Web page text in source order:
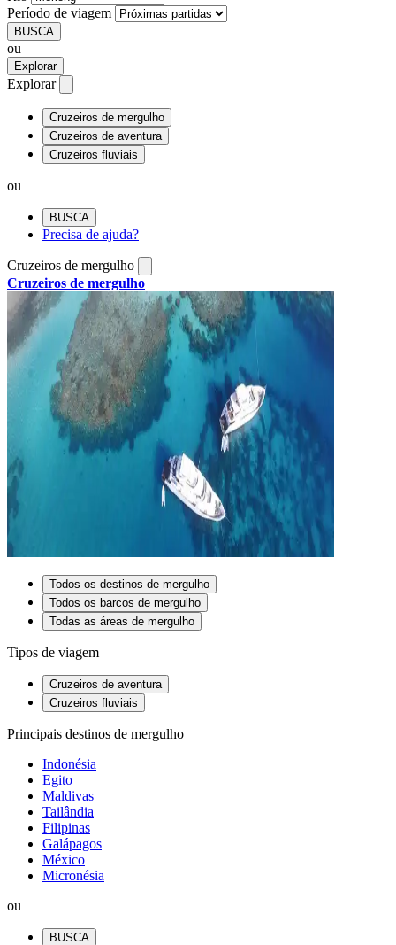
Período de viagem
BUSCA
ou
Explorar
Explorar
Cruzeiros de mergulho
Cruzeiros de aventura
Cruzeiros fluviais
ou
BUSCA
Precisa de ajuda?
Cruzeiros de mergulho
Cruzeiros de mergulho
Todos os destinos de mergulho
Todos os barcos de mergulho
Todas as áreas de mergulho
Tipos de viagem
Cruzeiros de aventura
Cruzeiros fluviais
Principais destinos de mergulho
Indonésia
Egito
Maldivas
Tailândia
Filipinas
Galápagos
México
Micronésia
ou
BUSCA